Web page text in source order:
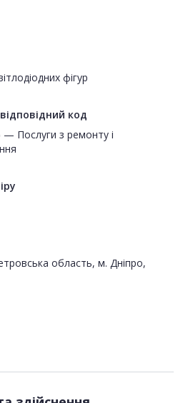
фігур
код
Послуги з ремонту і
область, м. Дніпро,